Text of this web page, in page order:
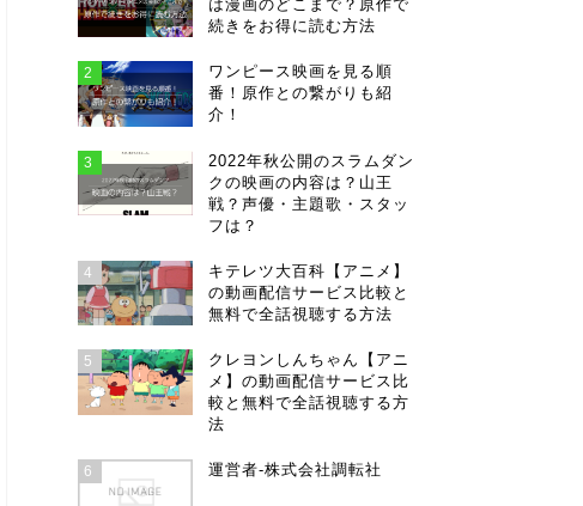
は漫画のどこまで？原作で
続きをお得に読む方法
2
ワンピース映画を見る順
番！原作との繋がりも紹
介！
3
2022年秋公開のスラムダン
クの映画の内容は？山王
戦？声優・主題歌・スタッ
フは？
4
キテレツ大百科【アニメ】
の動画配信サービス比較と
無料で全話視聴する方法
5
クレヨンしんちゃん【アニ
メ】の動画配信サービス比
較と無料で全話視聴する方
法
6 運営者-株式会社調転社